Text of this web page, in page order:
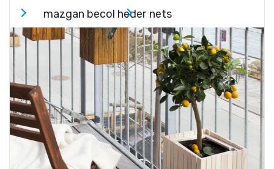
mazgan becol heder nets